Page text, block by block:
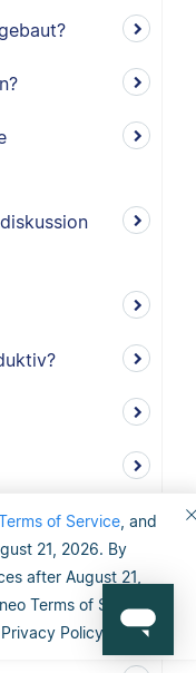
of Service , and
21, 2026. By
after August 21,
Terms of Service
Policy.